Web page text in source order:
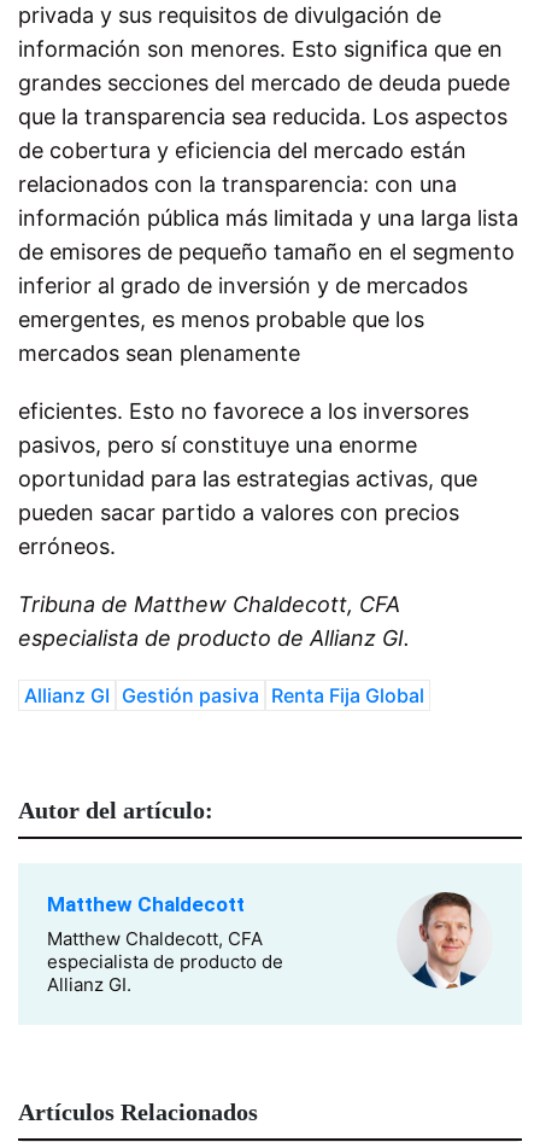
privada y sus requisitos de divulgación de
información son menores. Esto significa que en
grandes secciones del mercado de deuda puede
que la transparencia sea reducida. Los aspectos
de cobertura y eficiencia del mercado están
relacionados con la transparencia: con una
información pública más limitada y una larga lista
de emisores de pequeño tamaño en el segmento
inferior al grado de inversión y de mercados
emergentes, es menos probable que los
mercados sean plenamente
eficientes. Esto no favorece a los inversores
pasivos, pero sí constituye una enorme
oportunidad para las estrategias activas, que
pueden sacar partido a valores con precios
erróneos.
Tribuna de Matthew Chaldecott, CFA
especialista de producto de Allianz GI.
Allianz GI Gestión pasiva Renta Fija Global
Autor del artículo:
Matthew Chaldecott
Matthew Chaldecott, CFA
especialista de producto de
Allianz GI.
Artículos Relacionados